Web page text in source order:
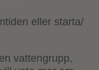
eller starta/
vattengrupp,